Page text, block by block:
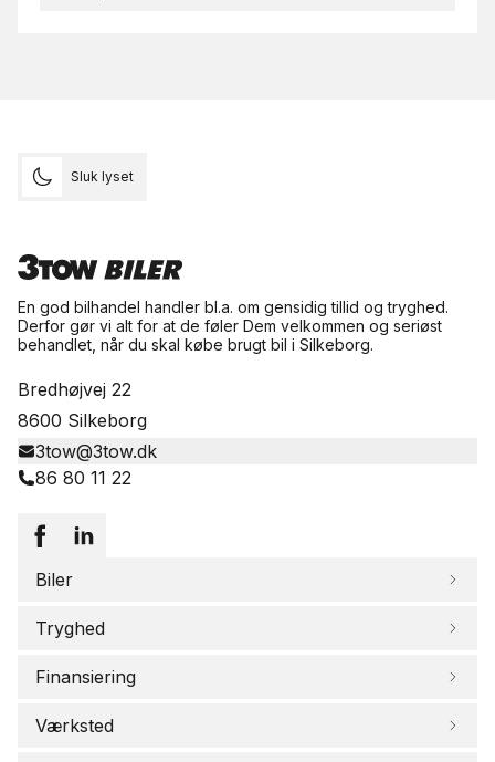
Sluk lyset
En god bilhandel handler bl.a. om gensidig tillid og tryghed.
Derfor gør vi alt for at de føler Dem velkommen og seriøst
behandlet, når du skal købe brugt bil i Silkeborg.
Bredhøjvej 22
8600 Silkeborg
3tow@3tow.dk
86 80 11 22
Biler
Tryghed
Finansiering
Værksted